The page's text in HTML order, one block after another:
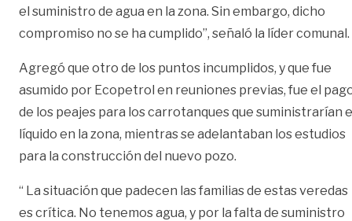
el suministro de agua en la zona. Sin embargo, dicho
compromiso no se ha cumplido”, señaló la líder comunal.
Agregó que otro de los puntos incumplidos, y que fue
asumido por Ecopetrol en reuniones previas, fue el
de los peajes para los carrotanques que suministrarían
líquido en la zona, mientras se adelantaban los estudios
para la construcción del nuevo pozo.
“ La situación que padecen las familias de estas veredas
es crítica. No tenemos agua, y por la falta de suministro